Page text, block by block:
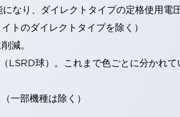
なり、ダイレクトタイプの定格使用電
トのダイレクトタイプを除く）
減。
LSRD球）。これまで色ごとに分かれ
一部機種は除く）